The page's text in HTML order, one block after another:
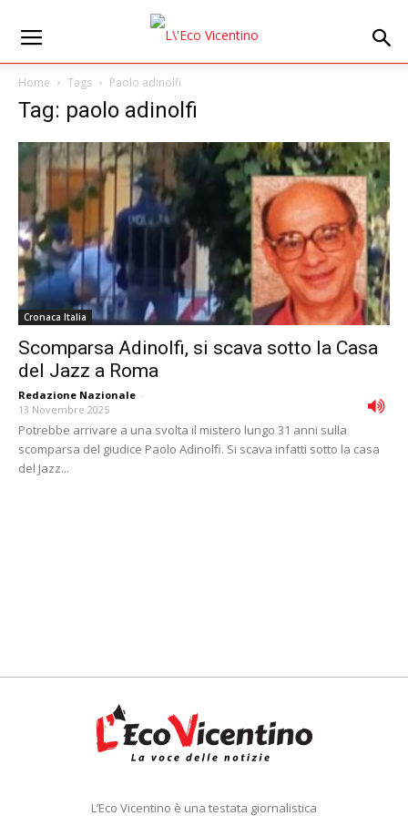
Home Tags Paolo adinolfi
Tag: paolo adinolfi
Cronaca Italia
Scomparsa Adinolfi, si scava sotto la Casa
del Jazz a Roma
Redazione Nazionale -
13 Novembre 2025
Potrebbe arrivare a una svolta il mistero lungo 31 anni sulla
scomparsa del giudice Paolo Adinolfi. Si scava infatti sotto la casa
del Jazz...
L’Eco Vicentino è una testata giornalistica